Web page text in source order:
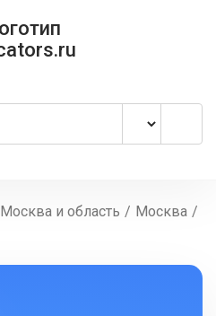
Москва и область / Москва /